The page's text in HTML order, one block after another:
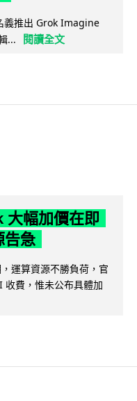
義推出 Grok Imagine
...
閱讀全文
大幅加價在即
告急
運算資源不勝負荷，官
收費，惟未公布具體加